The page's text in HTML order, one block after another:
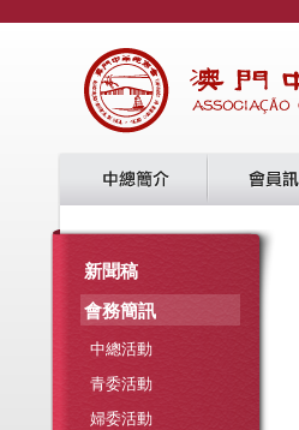
新聞稿
會務簡訊
中總活動
青委活動
婦委活動